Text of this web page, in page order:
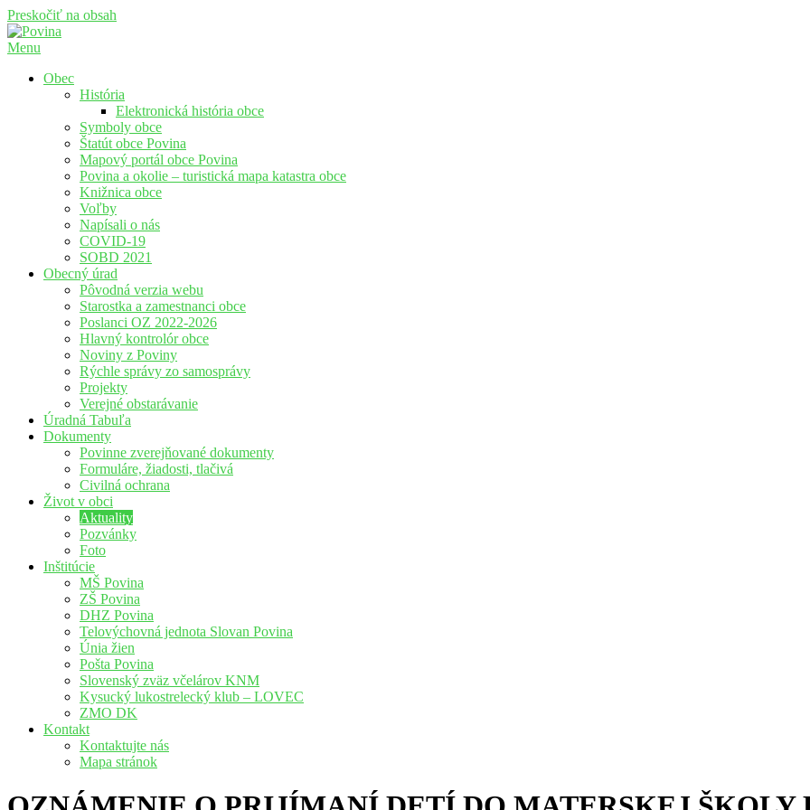
Preskočiť na obsah
Menu
Obec
História
Elektronická história obce
Symboly obce
Štatút obce Povina
Mapový portál obce Povina
Povina a okolie – turistická mapa katastra obce
Knižnica obce
Voľby
Napísali o nás
COVID-19
SOBD 2021
Obecný úrad
Pôvodná verzia webu
Starostka a zamestnanci obce
Poslanci OZ 2022-2026
Hlavný kontrolór obce
Noviny z Poviny
Rýchle správy zo samosprávy
Projekty
Verejné obstarávanie
Úradná Tabuľa
Dokumenty
Povinne zverejňované dokumenty
Formuláre, žiadosti, tlačivá
Civilná ochrana
Život v obci
Aktuality
Pozvánky
Foto
Inštitúcie
MŠ Povina
ZŠ Povina
DHZ Povina
Telovýchovná jednota Slovan Povina
Únia žien
Pošta Povina
Slovenský zväz včelárov KNM
Kysucký lukostrelecký klub – LOVEC
ZMO DK
Kontakt
Kontaktujte nás
Mapa stránok